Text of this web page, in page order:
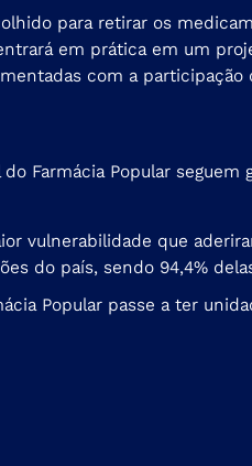
para retirar os
em prática em um
com a
Farmácia Popular seguem
vulnerabilidade que
do país, sendo 94,4%
Popular passe a ter